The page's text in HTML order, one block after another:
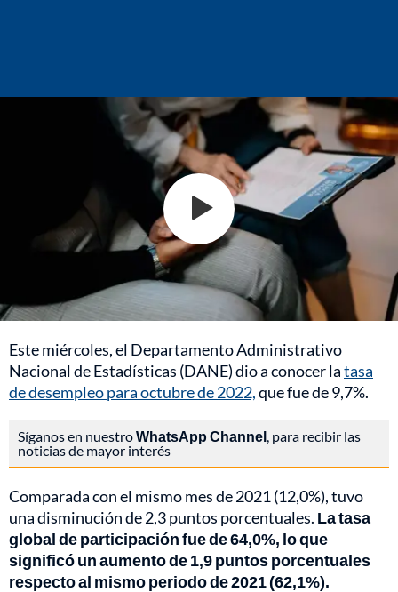
Este miércoles, el Departamento Administrativo
Nacional de Estadísticas (DANE) dio a conocer latasa
de desempleo para octubre de 2022,que fue de 9,7%.
Síganos en nuestroWhatsApp Channel , para recibir las
noticias de mayor interés
Comparada con el mismo mes de 2021 (12,0%), tuvo
una disminución de 2,3 puntos porcentuales. La tasa
global de participación fue de 64,0%, lo que
significó un aumento de 1,9 puntos porcentuales
respecto al mismo periodo de 2021 (62,1%).